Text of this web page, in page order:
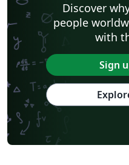
Discover
people
with
Sign